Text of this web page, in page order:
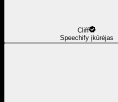
Cliff
Speechify įkūrėjas